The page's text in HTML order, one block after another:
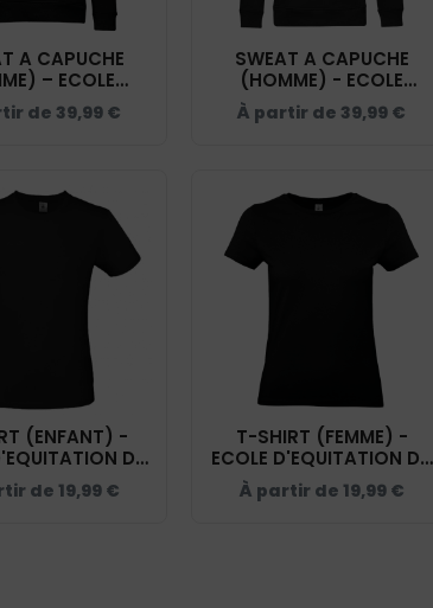
A CAPUCHE
– ECOLE
DU
- BCW34B
de 39,99 €
SWEAT A CAPUCHE
(HOMME) - ECOLE
D'EQUITATION DU
COQUET - BCU33B
À partir de 39,99 €
(ENFANT) -
DU
- BC03TK
de 19,99 €
T-SHIRT (FEMME) -
ECOLE D'EQUITATION DU
COQUET - BC04T
À partir de 19,99 €